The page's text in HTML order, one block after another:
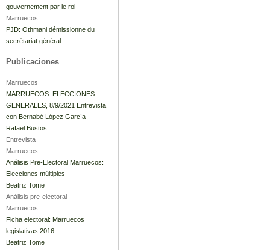
gouvernement par le roi
Marruecos
PJD: Othmani démissionne du
secrétariat général
Publicaciones
Marruecos
MARRUECOS: ELECCIONES
GENERALES, 8/9/2021 Entrevista
con Bernabé López García
Rafael Bustos
Entrevista
Marruecos
Análisis Pre-Electoral Marruecos:
Elecciones múltiples
Beatriz Tome
Análisis pre-electoral
Marruecos
Ficha electoral: Marruecos
legislativas 2016
Beatriz Tome